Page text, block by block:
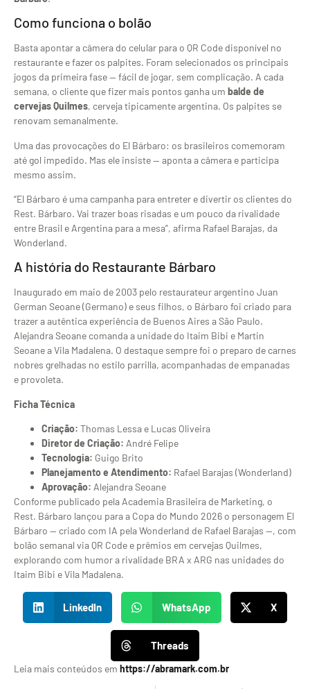
Como funciona o bolão
Basta apontar a câmera do celular para o QR Code disponível no
restaurante e fazer os palpites. Foram selecionados os principais
jogos da primeira fase — fácil de jogar, sem complicação. A cada
semana, o cliente que fizer mais pontos ganha um balde de
cervejas Quilmes, cerveja tipicamente argentina. Os palpites se
renovam semanalmente.
Uma das provocações do El Bárbaro: os brasileiros comemoram
até gol impedido. Mas ele insiste — aponta a câmera e participa
mesmo assim.
“El Bárbaro é uma campanha para entreter e divertir os clientes do
Rest. Bárbaro. Vai trazer boas risadas e um pouco da rivalidade
entre Brasil e Argentina para a mesa”, afirma Rafael Barajas, da
Wonderland.
A história do Restaurante Bárbaro
Inaugurado em maio de 2003 pelo restaurateur argentino Juan
German Seoane (Germano) e seus filhos, o Bárbaro foi criado para
trazer a autêntica experiência de Buenos Aires a São Paulo.
Alejandra Seoane comanda a unidade do Itaim Bibi e Martin
Seoane a Vila Madalena. O destaque sempre foi o preparo de carnes
nobres grelhadas no estilo parrilla, acompanhadas de empanadas
e provoleta.
Ficha Técnica
Criação: Thomas Lessa e Lucas Oliveira
Diretor de Criação: André Felipe
Tecnologia: Guigo Brito
Planejamento e Atendimento: Rafael Barajas (Wonderland)
Aprovação: Alejandra Seoane
Conforme publicado pela Academia Brasileira de Marketing, o
Rest. Bárbaro lançou para a Copa do Mundo 2026 o personagem El
Bárbaro — criado com IA pela Wonderland de Rafael Barajas —, com
bolão semanal via QR Code e prêmios em cervejas Quilmes,
explorando com humor a rivalidade BRA x ARG nas unidades do
Itaim Bibi e Vila Madalena.
LinkedIn WhatsApp X
Threads
Leia mais conteúdos em https://abramark.com.br